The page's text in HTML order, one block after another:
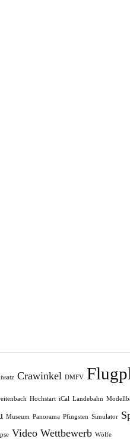
Crawinkel DMFV
Hochstart iCal Landebahn
Museum Panorama Pfingsten Simulator
Video Wettbewerb Wölfe